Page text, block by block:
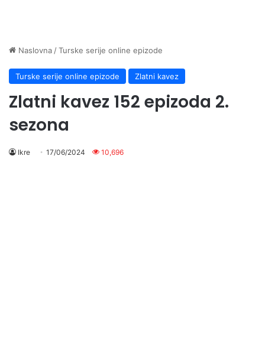
Naslovna /Turske serije online epizode
Turske serije online epizode Zlatni kavez
Zlatni kavez 152 epizoda 2.
sezona
Ikre 17/06/2024 10,696